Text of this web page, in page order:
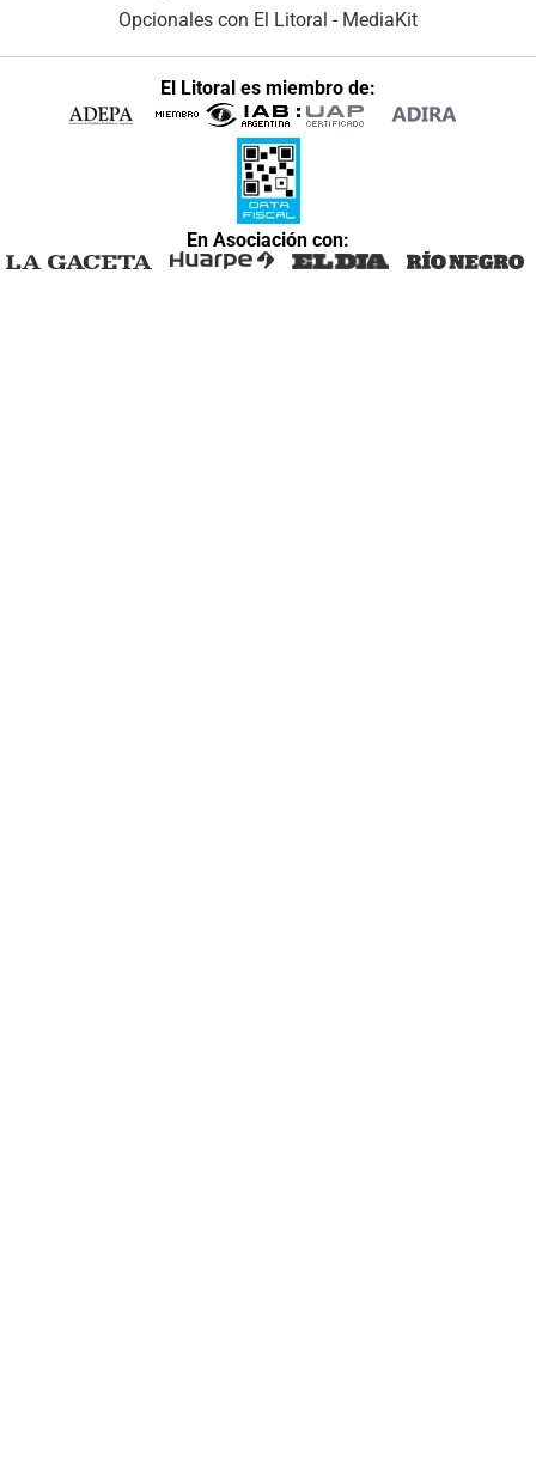
Opcionales con El Litoral - MediaKit
El Litoral es miembro de:
En Asociación con: